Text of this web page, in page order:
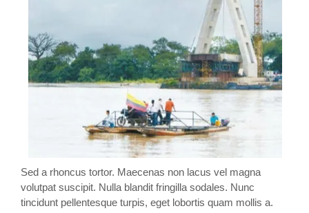
Sed a rhoncus tortor. Maecenas non lacus vel magna
volutpat suscipit. Nulla blandit fringilla sodales. Nunc
tincidunt pellentesque turpis, eget lobortis quam mollis a.